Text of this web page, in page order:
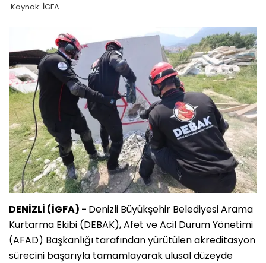
Kaynak: İGFA
DENİZLİ (İGFA) - Denizli Büyükşehir Belediyesi Arama
Kurtarma Ekibi (DEBAK), Afet ve Acil Durum Yönetimi
(AFAD) Başkanlığı tarafından yürütülen akreditasyon
sürecini başarıyla tamamlayarak ulusal düzeyde